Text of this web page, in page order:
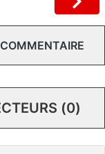
(0)